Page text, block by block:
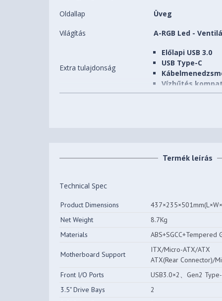
Oldallap Üveg
Világítás A-RGB Led -
Extra tulajdonság
Előlapi USB 3.0
USB Type-C
Vízhűtés
2 db
Előlapi (5,25") bővítőhelyek
Beépíthető
10 db
Processzorhűtő maximális
magassága
176 mm
Videokártya maximális
Termék leírás
Technical Spec
Product Dimensions
Net Weight
8.7Kg
Materials
ABS+SGCC+Tempered
Motherboard Support
ITX/Micro-ATX/ATX
ATX(Rear Connector)/
Front I/O Ports
USB3.0×2、Gen2
3.5" Drive Bays
2